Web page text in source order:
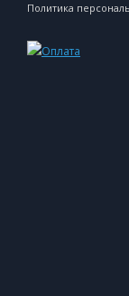
Политика